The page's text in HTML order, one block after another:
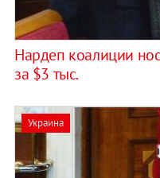
Нардеп коалиции
за $3 тыс.
Украина